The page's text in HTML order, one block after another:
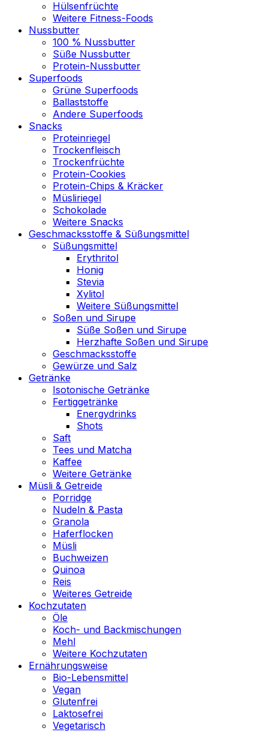
Hülsenfrüchte
Weitere Fitness-Foods
Nussbutter
100 % Nussbutter
Süße Nussbutter
Protein-Nussbutter
Superfoods
Grüne Superfoods
Ballaststoffe
Andere Superfoods
Snacks
Proteinriegel
Trockenfleisch
Trockenfrüchte
Protein-Cookies
Protein-Chips & Kräcker
Müsliriegel
Schokolade
Weitere Snacks
Geschmacksstoffe & Süßungsmittel
Süßungsmittel
Erythritol
Honig
Stevia
Xylitol
Weitere Süßungsmittel
Soßen und Sirupe
Süße Soßen und Sirupe
Herzhafte Soßen und Sirupe
Geschmacksstoffe
Gewürze und Salz
Getränke
Isotonische Getränke
Fertiggetränke
Energydrinks
Shots
Saft
Tees und Matcha
Kaffee
Weitere Getränke
Müsli & Getreide
Porridge
Nudeln & Pasta
Granola
Haferflocken
Müsli
Buchweizen
Quinoa
Reis
Weiteres Getreide
Kochzutaten
Öle
Koch- und Backmischungen
Mehl
Weitere Kochzutaten
Ernährungsweise
Bio-Lebensmittel
Vegan
Glutenfrei
Laktosefrei
Vegetarisch